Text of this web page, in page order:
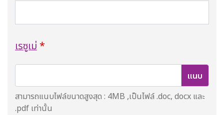
เรซูเม่ *
สามารถแนบไฟล์ขนาดสูงสุด : 4MB ,เป็นไฟล์ .doc, docx และ
.pdf เท่านั้น